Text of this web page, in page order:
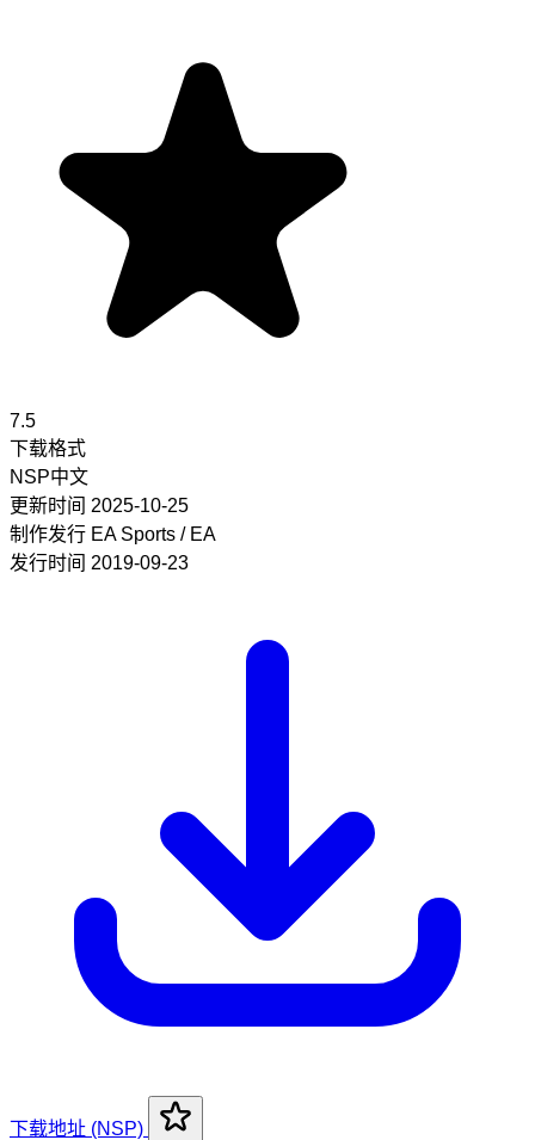
7.5
下载格式
NSP中文
更新时间 2025-10-25
制作发行 EA Sports / EA
发行时间 2019-09-23
下载地址 (NSP)